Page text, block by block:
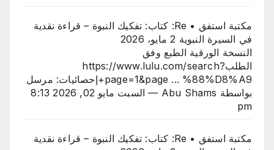
مكتبة استفق • Re: كتاب: تفكيك النبوة – قراءة نقدية
في السيرة النبوية 2 مايو، 2026
النسخة الورقية الطبع وفق
الطلبhttps://www.lulu.com/search?
page=1&page ... %88%D8%A9+إحصائيات: مرسل
بواسطة Abu Shams — السبت مايو 02, 2026 8:13
pm
مكتبة استفق • Re: كتاب: تفكيك النبوة – قراءة نقدية